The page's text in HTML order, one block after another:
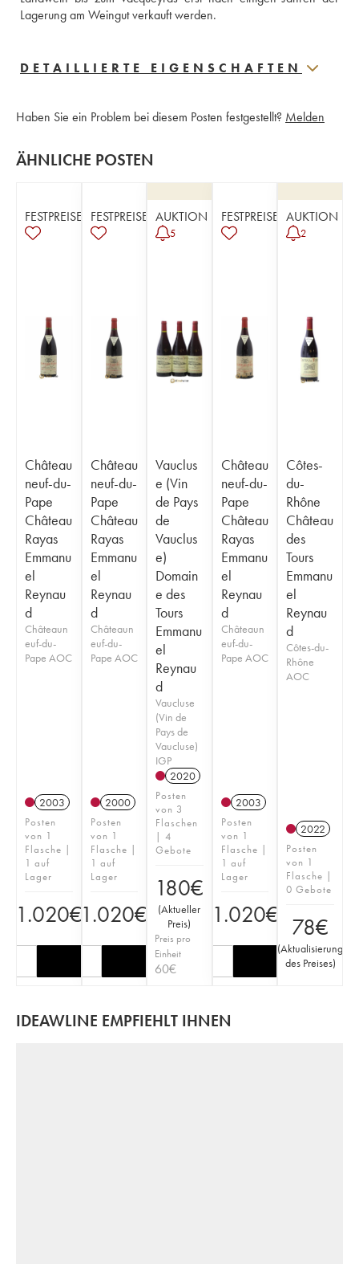
Lagerung am Weingut verkauft werden.
DETAILLIERTE EIGENSCHAFTEN
Haben Sie ein Problem bei diesem Posten festgestellt? Melden
ÄHNLICHE POSTEN
FESTPREISE
Château
neuf-du-
Pape
Château
Rayas
Emmanu
el
Reynau
d
Châteaun
euf-du-
Pape AOC
2003
Posten
von 1
Flasche |
1 auf
Lager
1.020€
FESTPREISE
Château
neuf-du-
Pape
Château
Rayas
Emmanu
el
Reynau
d
Châteaun
euf-du-
Pape AOC
2000
Posten
von 1
Flasche |
1 auf
Lager
1.020€
AUKTION
5
Vauclus
e (Vin
de Pays
de
Vauclus
e)
Domain
e des
Tours
Emmanu
el
Reynau
d
Vaucluse
(Vin de
Pays de
Vaucluse)
IGP
2020
Posten
von 3
Flaschen
| 4
Gebote
180€
(Aktueller
Preis)
Preis pro
Einheit
60€
FESTPREISE
Château
neuf-du-
Pape
Château
Rayas
Emmanu
el
Reynau
d
Châteaun
euf-du-
Pape AOC
2003
Posten
von 1
Flasche |
1 auf
Lager
1.020€
AUKTION
2
Côtes-
du-
Rhône
Château
des
Tours
Emmanu
el
Reynau
d
Côtes-du-
Rhône
AOC
2022
Posten
von 1
Flasche |
0 Gebote
78€
(Aktualisierung
des Preises)
IDEAWLINE EMPFIEHLT IHNEN